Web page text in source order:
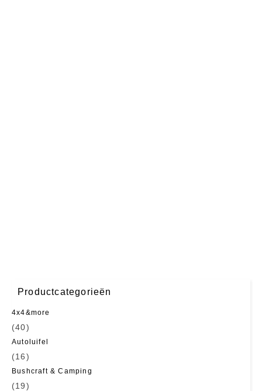
Productcategorieën
4x4&more
(40)
Autoluifel
(16)
Bushcraft & Camping
(19)